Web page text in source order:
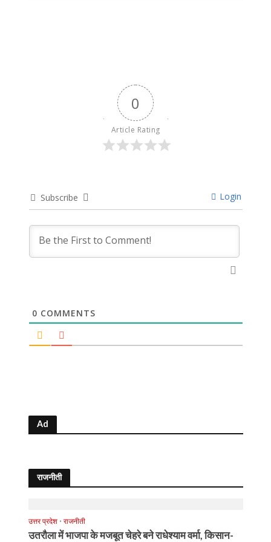
0
Article Rating
Subscribe Login
0 COMMENTS
Ad
राजनीती
उत्तर प्रदेश • राजनीती
उतरौला में भाजपा के मजबूत चेहरे बने राधेश्याम वर्मा, किसान-